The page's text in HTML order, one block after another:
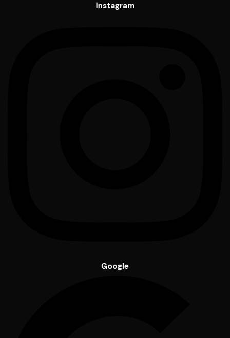
Instagram
Google